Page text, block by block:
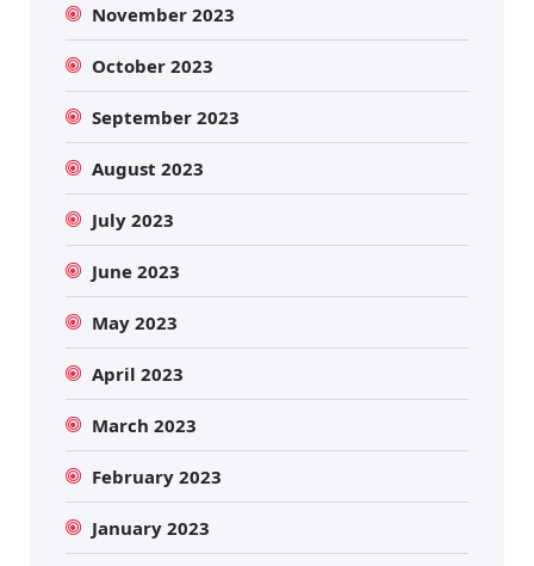
November 2023
October 2023
September 2023
August 2023
July 2023
June 2023
May 2023
April 2023
March 2023
February 2023
January 2023